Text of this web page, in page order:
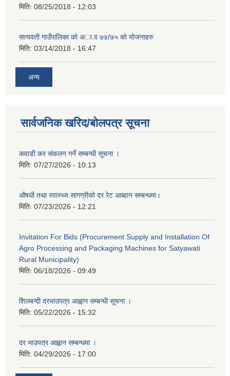
मिति: 08/25/2018 - 12:03
सत्यवती गाउँपालिका काे अा‍.व ७४/७५ काे याेजनाहरु
मिति: 03/14/2018 - 16:47
अन्य
सार्वजनिक खरिद/बोलपत्र सूचना
कवाडी कर संकलन गर्ने सम्बन्धी सूचना ।
मिति: 07/27/2026 - 10:13
औषधी तथा स्वास्थ्य सागग्रीको दर रेट आब्हान सम्बन्धमा।
मिति: 07/23/2026 - 12:21
Invitation For Bids (Procurement Supply and Installation Of
Agro Processing and Packaging Machines for Satyawati
Rural Municipality)
मिति: 06/18/2026 - 09:49
शिलबन्दी दरभाउपत्र आह्वान सम्बन्धी सूचना ।
मिति: 05/22/2026 - 15:32
दर भाउपत्र आह्वान सम्बन्धमा ।
मिति: 04/29/2026 - 17:00